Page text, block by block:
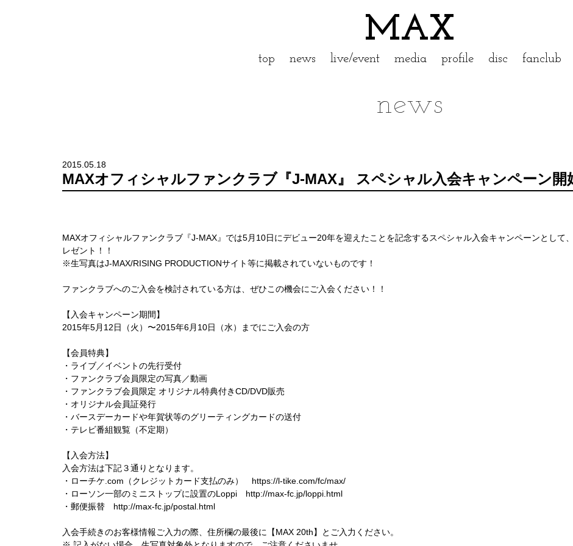
MAX
top news live/event media profile disc fanclub
news
2015.05.18
MAXオフィシャルファンクラブ『J-MAX』 スペシャル入会キャンペーン開
MAXオフィシャルファンクラブ『J-MAX』では5月10日にデビュー20年を迎えたことを記念するスペシャル入会キャンペーンとして
レゼント！！
※生写真はJ-MAX/RISING PRODUCTIONサイト等に掲載されていないものです！
ファンクラブへのご入会を検討されている方は、ぜひこの機会にご入会ください！！
【入会キャンペーン期間】
2015年5月12日（火）〜2015年6月10日（水）までにご入会の方
【会員特典】
・ライブ／イベントの先行受付
・ファンクラブ会員限定の写真／動画
・ファンクラブ会員限定 オリジナル特典付きCD/DVD販売
・オリジナル会員証発行
・バースデーカードや年賀状等のグリーティングカードの送付
・テレビ番組観覧（不定期）
【入会方法】
入会方法は下記３通りとなります。
・ローチケ.com（クレジットカード支払のみ） https://l-tike.com/fc/max/
・ローソン一部のミニストップに設置のLoppi http://max-fc.jp/loppi.html
・郵便振替 http://max-fc.jp/postal.html
入会手続きのお客様情報ご入力の際、住所欄の最後に【MAX 20th】とご入力ください。